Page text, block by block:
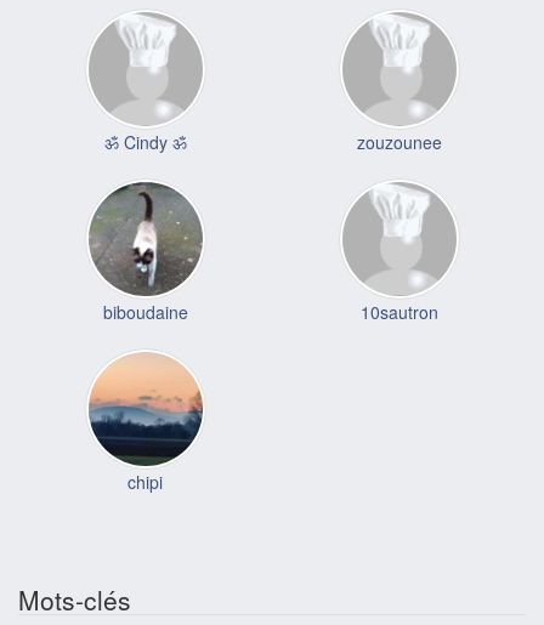
ॐ Cindy ॐ zouzounee
biboudaine 10sautron
chipi
Mots-clés